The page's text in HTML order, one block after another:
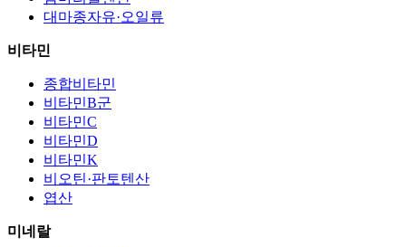
대마종자유·오일류
비타민
종합비타민
비타민B군
비타민C
비타민D
비타민K
비오틴·판토텐산
엽산
미네랄